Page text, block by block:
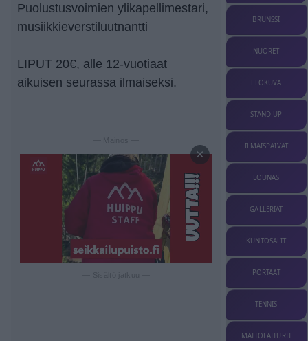
Puolustusvoimien ylikapellimestari,
musiikkieverstiluutnantti
LIPUT 20€, alle 12-vuotiaat
aikuisen seurassa ilmaiseksi.
— Mainos —
×
BRUNSSI
NUORET
ELOKUVA
STAND-UP
ILMAISPÄIVÄT
LOUNAS
GALLERIAT
KUNTOSALIT
PORTAAT
TENNIS
MATTOLAITURIT